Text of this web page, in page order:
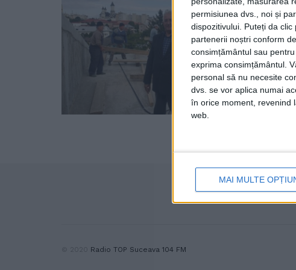
permisiunea dvs., noi și
dispozitivului. Puteți da
partenerii noștri conform
consimțământul sau
exprima consimțământul.
personal să nu necesite
dvs. se vor aplica numai
în orice moment, revenind
web.
MAI MULTE
Radio TOP Suceava 104 FM